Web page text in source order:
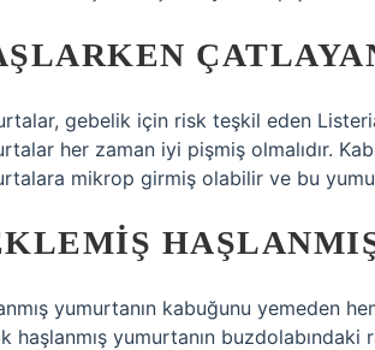
gebelik için risk teşkil eden
her zaman iyi pişmiş olmalıdır.
mikrop girmiş olabilir ve bu
yumurtanın kabuğunu yemeden
haşlanmış yumurtanın